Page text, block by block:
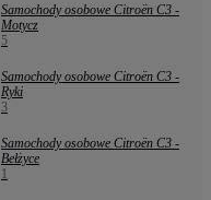
Samochody osobowe Citroën C3 -
Motycz
5
Samochody osobowe Citroën C3 -
Ryki
3
Samochody osobowe Citroën C3 -
Bełżyce
1